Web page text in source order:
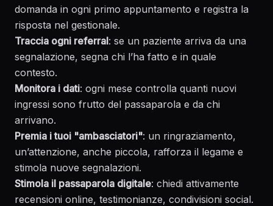
domanda in ogni primo appuntamento e registra la
risposta nel gestionale.
Traccia ogni referral: se un paziente arriva da una
segnalazione, segna chi l’ha fatto e in quale
contesto.
Monitora i dati: ogni mese controlla quanti nuovi
ingressi sono frutto del passaparola e da chi
arrivano.
Premia i tuoi "ambasciatori": un ringraziamento,
un’attenzione, anche piccola, rafforza il legame e
stimola nuove segnalazioni.
Stimola il passaparola digitale: chiedi attivamente
recensioni online, testimonianze, condivisioni social.